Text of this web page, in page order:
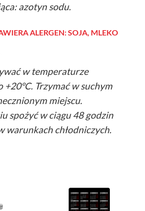
azotyn sodu.
ALERGEN:SOJA, MLEKO
w temperaturze
+20ºC. Trzymać w suchym
miejscu.
spożyć w ciągu 48 godzin
warunkach chłodniczych.